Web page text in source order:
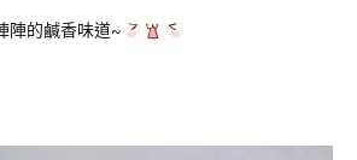
陣的鹹香味道~